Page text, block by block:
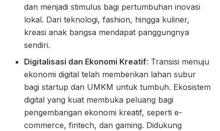
dan menjadi stimulus bagi pertumbuhan inovasi
lokal. Dari teknologi, fashion, hingga kuliner,
kreasi anak bangsa mendapat panggungnya
sendiri.
Digitalisasi dan Ekonomi Kreatif: Transisi menuju
ekonomi digital telah memberikan lahan subur
bagi startup dan UMKM untuk tumbuh. Ekosistem
digital yang kuat membuka peluang bagi
pengembangan ekonomi kreatif, seperti e-
commerce, fintech, dan gaming. Didukung